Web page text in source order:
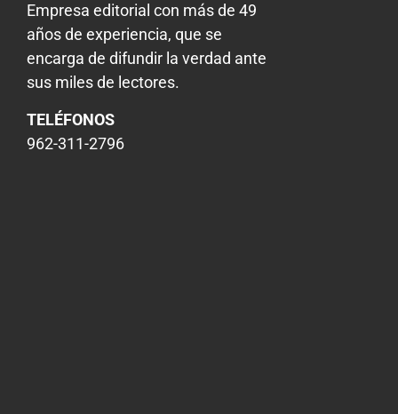
Empresa editorial con más de 49
años de experiencia, que se
encarga de difundir la verdad ante
sus miles de lectores.
TELÉFONOS
962-311-2796